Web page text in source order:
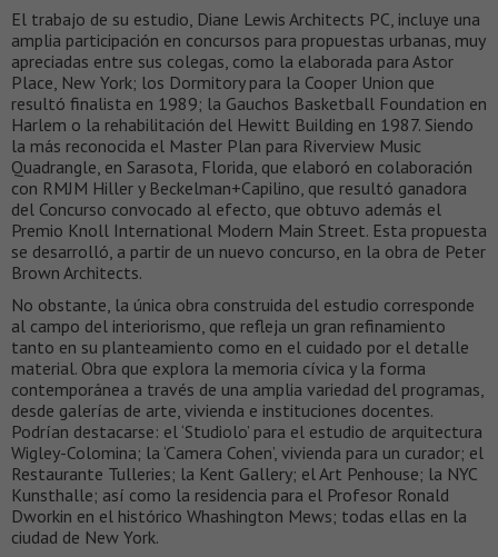
El trabajo de su estudio, Diane Lewis Architects PC, incluye una
amplia participación en concursos para propuestas urbanas, muy
apreciadas entre sus colegas, como la elaborada para Astor
Place, New York; los Dormitory para la Cooper Union que
resultó finalista en 1989; la Gauchos Basketball Foundation en
Harlem o la rehabilitación del Hewitt Building en 1987. Siendo
la más reconocida el Master Plan para Riverview Music
Quadrangle, en Sarasota, Florida, que elaboró en colaboración
con RMJM Hiller y Beckelman+Capilino, que resultó ganadora
del Concurso convocado al efecto, que obtuvo además el
Premio Knoll International Modern Main Street. Esta propuesta
se desarrolló, a partir de un nuevo concurso, en la obra de Peter
Brown Architects.
No obstante, la única obra construida del estudio corresponde
al campo del interiorismo, que refleja un gran refinamiento
tanto en su planteamiento como en el cuidado por el detalle
material. Obra que explora la memoria cívica y la forma
contemporánea a través de una amplia variedad del programas,
desde galerías de arte, vivienda e instituciones docentes.
Podrían destacarse: el ‘Studiolo’ para el estudio de arquitectura
Wigley-Colomina; la ‘Camera Cohen’, vivienda para un curador; el
Restaurante Tulleries; la Kent Gallery; el Art Penhouse; la NYC
Kunsthalle; así como la residencia para el Profesor Ronald
Dworkin en el histórico Whashington Mews; todas ellas en la
ciudad de New York.